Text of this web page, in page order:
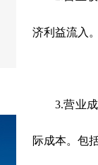
济利益流入
3.营业成
际成本。包